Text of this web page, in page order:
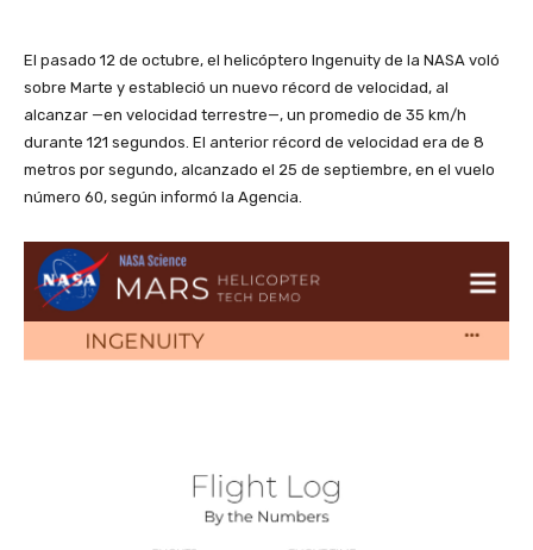
El pasado 12 de octubre, el helicóptero Ingenuity de la NASA voló
sobre Marte y estableció un nuevo récord de velocidad, al
alcanzar —en velocidad terrestre—, un promedio de 35 km/h
durante 121 segundos. El anterior récord de velocidad era de 8
metros por segundo, alcanzado el 25 de septiembre, en el vuelo
número 60, según informó la Agencia.